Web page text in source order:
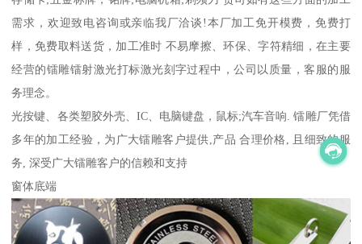
需求，欢迎致电咨询或亲临我厂洽谈!本厂加工免开模费，免费打
样，免费取料送货，加工准时 不易摩擦、环保、字符精细，在主要
经营的镭雕镭射激光打标激光刻字过程中，公司以质量，客服的服
务理念。
光按键、各类塑胶外壳、IC、电脑键盘，鼠标;汽车音响. 镭雕厂凭借
多年的加工经验，为广大镭雕客户提供,产品 合理价格, 且细致的服
务, 深受广大镭雕客户的信赖和支持
窗体底端